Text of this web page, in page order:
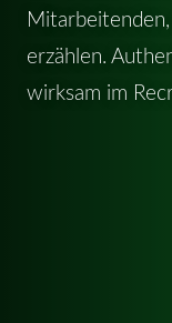
erzählen.
wirksam im